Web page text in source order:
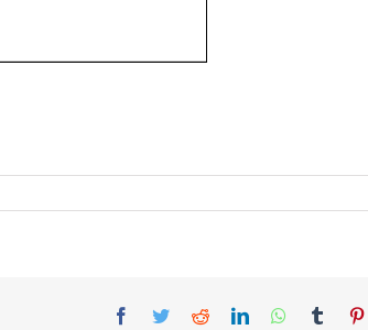
Facebook
TwitterRedditLinkedInWhatsApp
Tumblr